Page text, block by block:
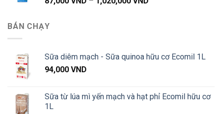
1,020,000 VND
BÁN CHẠY
Sữa diêm mạch - Sữa quinoa hữu cơ Ecomil 1L
94,000 VND
Sữa từ lúa mì yến mạch và hạt phỉ Ecomil hữu cơ
1L